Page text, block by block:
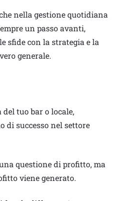
nella gestione quotidiana
un passo avanti,
sfide con la strategia e la
generale.
tuo bar o locale,
di successo nel settore
questione di profitto, ma
viene generato.